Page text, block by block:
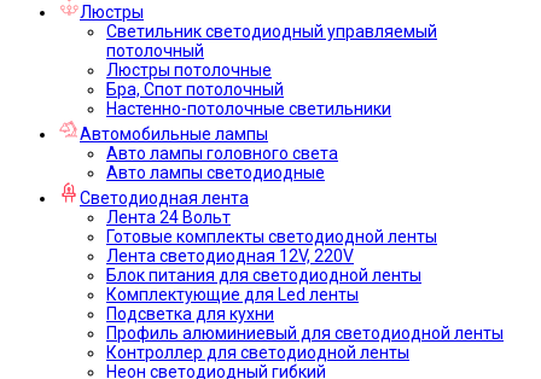
Люстры
Светильник светодиодный управляемый
потолочный
Люстры потолочные
Бра, Спот потолочный
Настенно-потолочные светильники
Автомобильные лампы
Авто лампы головного света
Авто лампы светодиодные
Светодиодная лента
Лента 24 Вольт
Готовые комплекты светодиодной ленты
Лента светодиодная 12V, 220V
Блок питания для светодиодной ленты
Комплектующие для Led ленты
Подсветка для кухни
Профиль алюминиевый для светодиодной ленты
Контроллер для светодиодной ленты
Неон светодиодный гибкий